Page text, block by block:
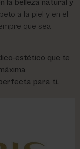
la belleza natural y
a la piel y en el
que sea
estético que te
para ti.